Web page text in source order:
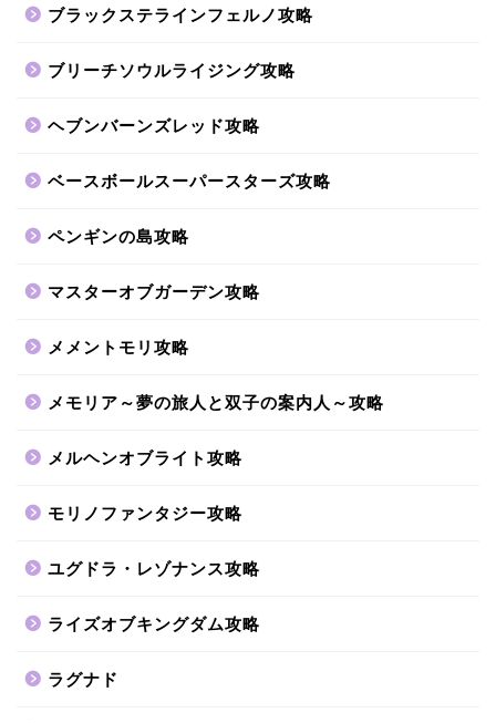
ブラックステラインフェルノ攻略
ブリーチソウルライジング攻略
ヘブンバーンズレッド攻略
ベースボールスーパースターズ攻略
ペンギンの島攻略
マスターオブガーデン攻略
メメントモリ攻略
メモリア～夢の旅人と双子の案内人～攻略
メルヘンオブライト攻略
モリノファンタジー攻略
ユグドラ・レゾナンス攻略
ライズオブキングダム攻略
ラグナド